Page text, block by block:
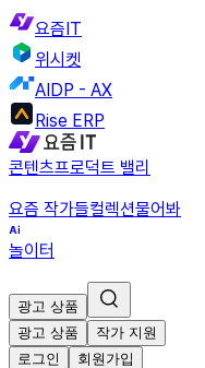
요즘IT
위시켓
AIDP - AX
Rise ERP
콘텐츠프로덕트 밸리
요즘 작가들컬렉션물어봐
놀이터
광고 상품
광고 상품
작가 지원
로그인
회원가입